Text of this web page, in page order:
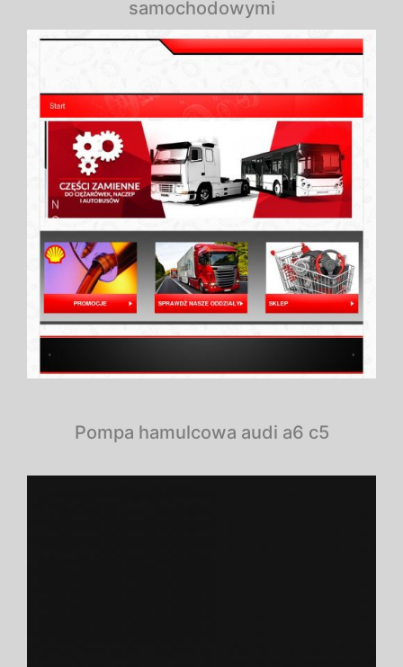
samochodowymi
Pompa hamulcowa audi a6 c5